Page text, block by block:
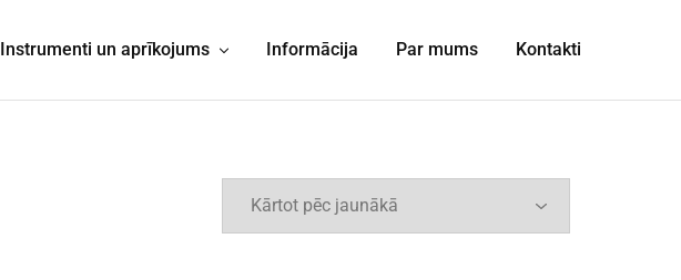
Instrumenti un aprīkojums Informācija Par mums Kontakti